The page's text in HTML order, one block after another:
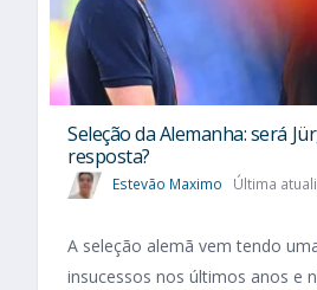
Seleção da Alemanha: será
resposta?
Estevão Maximo Última
A seleção alemã vem tendo
insucessos nos últimos anos e